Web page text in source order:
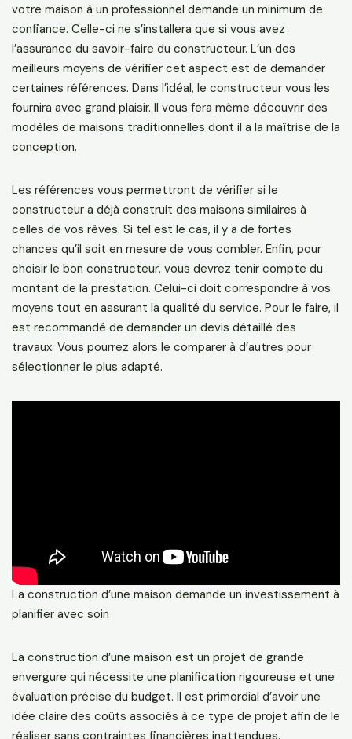
votre maison à un professionnel demande un minimum de
confiance. Celle-ci ne s’installera que si vous avez
l’assurance du savoir-faire du constructeur. L’un des
meilleurs moyens de vérifier cet aspect est de demander
certaines références. Dans l’idéal, le constructeur vous les
fournira avec grand plaisir. Il vous fera même découvrir des
modèles de maisons traditionnelles dont il a la maîtrise de la
conception.
Les références vous permettront de vérifier si le
constructeur a déjà construit des maisons similaires à
celles de vos rêves. Si tel est le cas, il y a de fortes
chances qu’il soit en mesure de vous combler. Enfin, pour
choisir le bon constructeur, vous devrez tenir compte du
montant de la prestation. Celui-ci doit correspondre à vos
moyens tout en assurant la qualité du service. Pour le faire, il
est recommandé de demander un devis détaillé des
travaux. Vous pourrez alors le comparer à d’autres pour
sélectionner le plus adapté.
La construction d’une maison demande un investissement à
planifier avec soin
La construction d’une maison est un projet de grande
envergure qui nécessite une planification rigoureuse et une
évaluation précise du budget. Il est primordial d’avoir une
idée claire des coûts associés à ce type de projet afin de le
réaliser sans contraintes financières inattendues.